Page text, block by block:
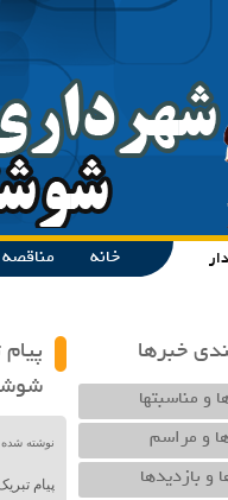
خانه
خبرها
و مناسبتها
و مراسم
و بازدیدها
نوشته شده در تاریخ ۱۶/
پیام